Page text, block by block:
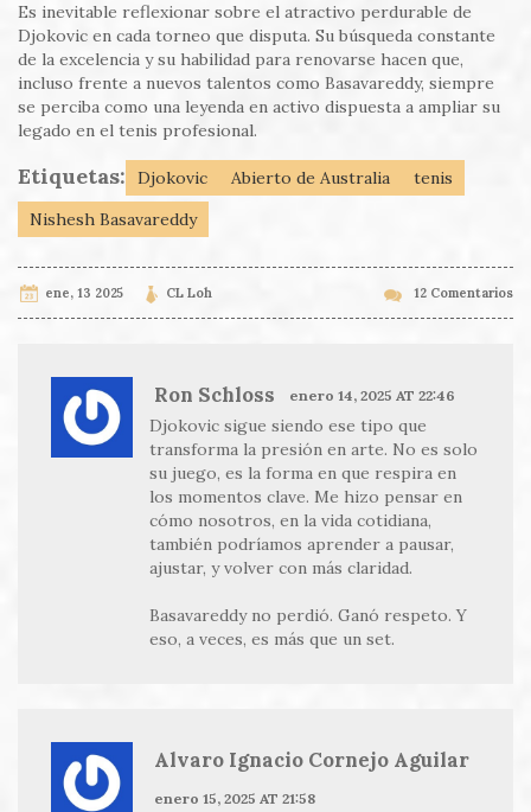
Es inevitable reflexionar sobre el atractivo perdurable de
Djokovic en cada torneo que disputa. Su búsqueda constante
de la excelencia y su habilidad para renovarse hacen que,
incluso frente a nuevos talentos como Basavareddy, siempre
se perciba como una leyenda en activo dispuesta a ampliar su
legado en el tenis profesional.
Etiquetas: Djokovic Abierto de Australia
tenis
Nishesh Basavareddy
ene, 13 2025 CL Loh 12 Comentarios
Ron Schloss enero 14, 2025 AT 22:46
Djokovic sigue siendo ese tipo que
transforma la presión en arte. No es solo
su juego, es la forma en que respira en
los momentos clave. Me hizo pensar en
cómo nosotros, en la vida cotidiana,
también podríamos aprender a pausar,
ajustar, y volver con más claridad.
Basavareddy no perdió. Ganó respeto. Y
eso, a veces, es más que un set.
Alvaro Ignacio Cornejo Aguilar
enero 15, 2025 AT 21:58